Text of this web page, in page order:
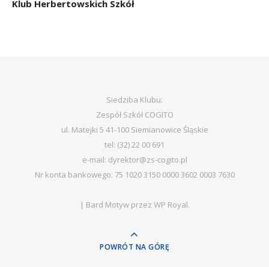
Klub Herbertowskich Szkół
Siedziba Klubu:
Zespół Szkół COGITO
ul. Matejki 5 41-100 Siemianowice Śląskie
tel: (32) 22 00 691
e-mail: dyrektor@zs-cogito.pl
Nr konta bankowego: 75 1020 3150 0000 3602 0003 7630
| Bard Motyw przez WP Royal.
POWRÓT NA GÓRĘ